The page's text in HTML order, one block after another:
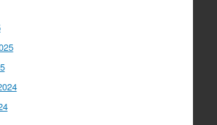
Ciência
Fantastic closing up of
"Communicating at the Speed of
with the…
i/web/status/1…